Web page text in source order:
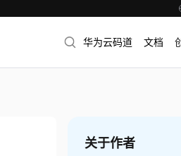
华为云码道 文档
关于作者